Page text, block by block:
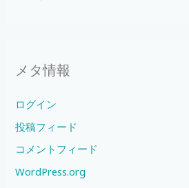
メタ情報
ログイン
投稿フィード
コメントフィード
WordPress.org